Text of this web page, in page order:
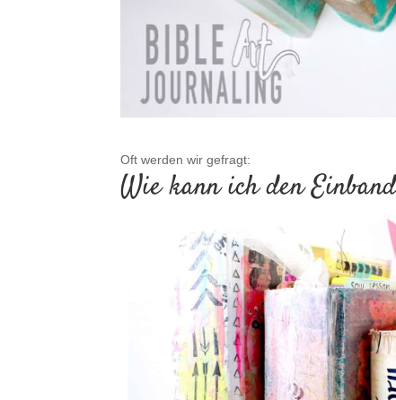
Oft werden wir gefragt:
Wie kann ich den